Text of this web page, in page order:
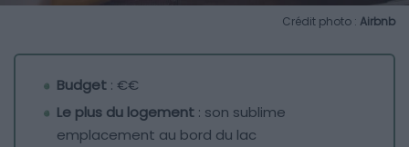
Crédit photo : Airbnb
Budget : €€
Le plus du logement : son sublime
emplacement au bord du lac